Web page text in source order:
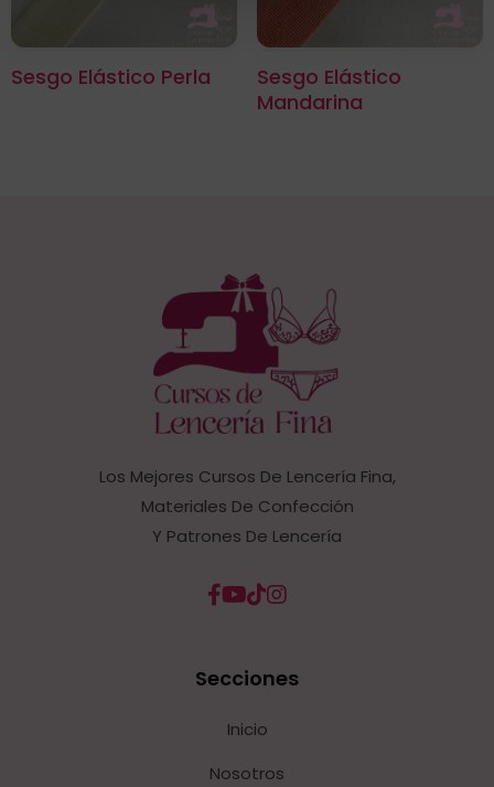
Sesgo Elástico Perla
Sesgo Elástico
Mandarina
Los Mejores Cursos De Lencería Fina,
Materiales De Confección
Y Patrones De Lencería
Secciones
Inicio
Nosotros